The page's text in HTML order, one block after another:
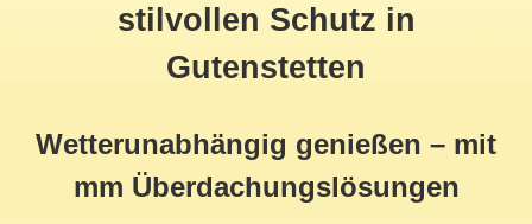
stilvollen Schutz in
Gutenstetten
Wetterunabhängig genießen – mit
mm Überdachungslösungen